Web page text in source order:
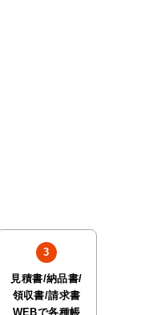
見積書/納品書/
領収書/請求書
WEBで各種帳